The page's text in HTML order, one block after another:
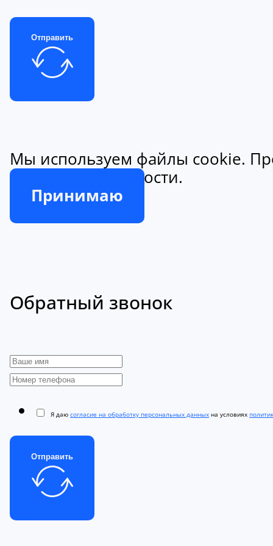
Отправить
Мы используем файлы cookie.
конфиденциальности.
Принимаю
Обратный звонок
Я даю согласие на обработку персональных данных на условиях
Отправить